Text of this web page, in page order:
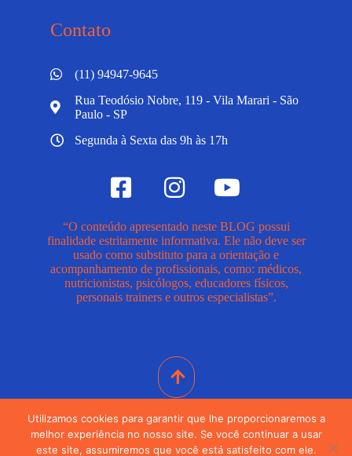
Contato
(11) 94947-9645
Rua Teodósio Nobre, 119 - Vila Marari - São
Paulo - SP
Segunda à Sexta das 9h às 17h
“O conteúdo apresentado neste BLOG possui
finalidade estritamente informativa. Ele não deve ser
usado como substituto para a orientação e
acompanhamento de profissionais, como: médicos,
nutricionistas, psicólogos, educadores físicos,
personais trainers e outros especialistas”.
© 2024. Todos Os Direitos Reservados
Utilizamos cookies para garantir que lhe proporcionaremos a
melhor experiência no nosso site. Se você continuar a usar
este site, assumiremos que você está satisfeito com ele.